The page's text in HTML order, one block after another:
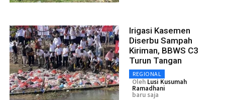
Irigasi Kasemen
Diserbu Sampah
Kiriman, BBWS C3
Turun Tangan
REGIONAL
Oleh Lusi Kusumah
Ramadhani
baru saja